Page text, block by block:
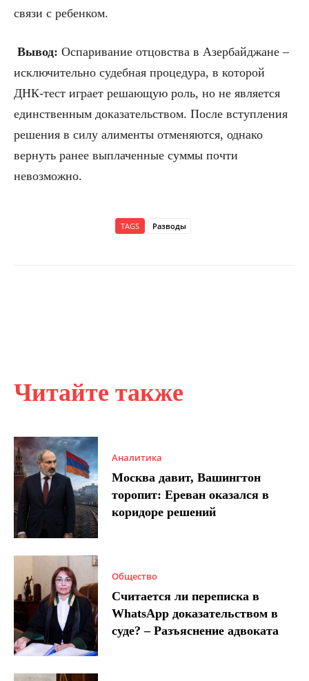
Читайте также
Аналитика
Москва давит, Вашингтон
торопит: Ереван оказался в
коридоре решений
Общество
Считается ли переписка в
WhatsApp доказательством в
суде? – Разъяснение адвоката
связи с ребенком.
Вывод: Оспаривание отцовства в Азербайджане –
исключительно судебная процедура, в которой
ДНК-тест играет решающую роль, но не является
единственным доказательством. После вступления
решения в силу алименты отменяются, однако
вернуть ранее выплаченные суммы почти
невозможно.
TAGS Разводы